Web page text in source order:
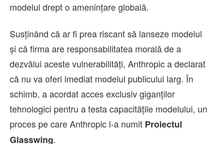
modelul drept o amenințare globală.
Susținând că ar fi prea riscant să lanseze modelul
și că firma are responsabilitatea morală de a
dezvălui aceste vulnerabilități, Anthropic a declarat
că nu va oferi imediat modelul publicului larg. În
schimb, a acordat acces exclusiv giganților
tehnologici pentru a testa capacitățile modelului, un
proces pe care Anthropic l-a numit Proiectul
Glasswing.